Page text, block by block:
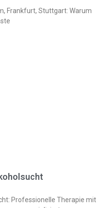
Frankfurt, Stuttgart: Warum
Professionelle Therapie mit